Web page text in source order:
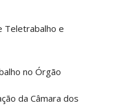
Teletrabalho e
no Órgão
da Câmara dos